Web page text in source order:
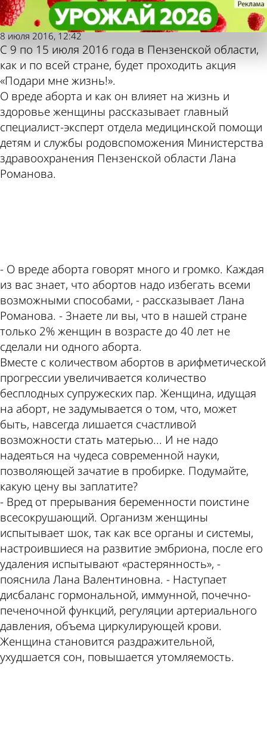
Аборты могут обернуться
бесплодием
Репортер
8 июля 2016, 12:42
С 9 по 15 июля 2016 года в Пензенской области,
как и по всей стране, будет проходить акция
«Подари мне жизнь!».
О вреде аборта и как он влияет на жизнь и
здоровье женщины рассказывает главный
специалист-эксперт отдела медицинской помощи
детям и службы родовспоможения Министерства
здравоохранения Пензенской области Лана
Романова.
- О вреде аборта говорят много и громко. Каждая
из вас знает, что абортов надо избегать всеми
возможными способами, - рассказывает Лана
Романова. - Знаете ли вы, что в нашей стране
только 2% женщин в возрасте до 40 лет не
сделали ни одного аборта.
Вместе с количеством абортов в арифметической
прогрессии увеличивается количество
бесплодных супружеских пар. Женщина, идущая
на аборт, не задумывается о том, что, может
быть, навсегда лишается счастливой
возможности стать матерью... И не надо
надеяться на чудеса современной науки,
позволяющей зачатие в пробирке. Подумайте,
какую цену вы заплатите?
- Вред от прерывания беременности поистине
всесокрушающий. Организм женщины
испытывает шок, так как все органы и системы,
настроившиеся на развитие эмбриона, после его
удаления испытывают «растерянность», -
пояснила Лана Валентиновна. - Наступает
дисбаланс гормональной, иммунной, почечно-
печеночной функций, регуляции артериального
давления, объема циркулирующей крови.
Женщина становится раздражительной,
ухудшается сон, повышается утомляемость.
Аборты могут обернуться
бесплодием
Репортер
Также пресса
пишет по
этой теме
Погода и
курсы валют
в Пензе